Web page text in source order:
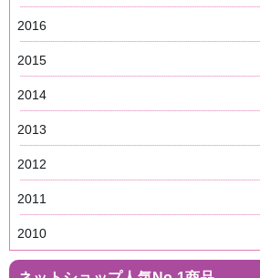
2016
2015
2014
2013
2012
2011
2010